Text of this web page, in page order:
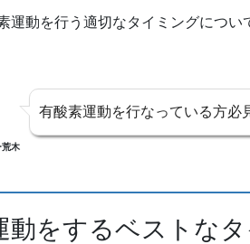
運動を行う適切なタイミングについ
木
有酸素運動を行なっている方必
動をするベストな